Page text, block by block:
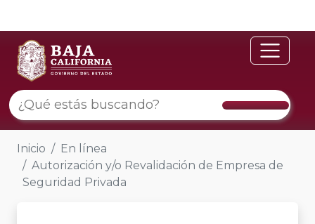
Inicio
En línea
Autorización y/o Revalidación de Empresa de
Seguridad Privada